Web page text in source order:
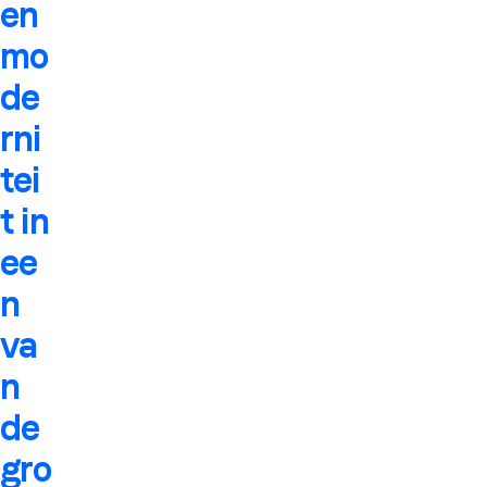
en
mo
de
rni
tei
t in
ee
n
va
n
de
gro